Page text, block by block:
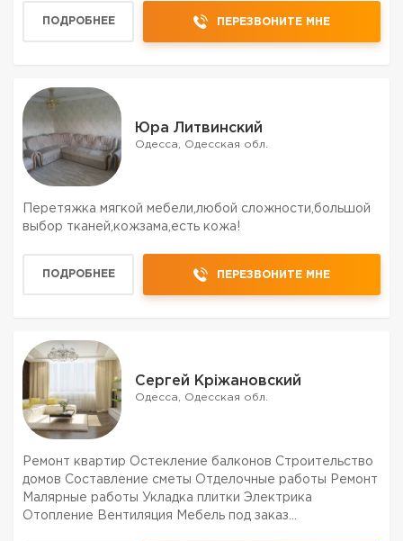
быстро сохнет с гаранти...
ПОДРОБНЕЕ ПЕРЕЗВОНИТЕ МНЕ
Юра Литвинский
Одесса, Одесская обл.
Перетяжка мягкой мебели,любой сложности,большой
выбор тканей,кожзама,есть кожа!
ПОДРОБНЕЕ ПЕРЕЗВОНИТЕ МНЕ
Сергей Кріжановский
Одесса, Одесская обл.
Ремонт квартир Остекление балконов Строительство
домов Составление сметы Отделочные работы Ремонт
Малярные работы Укладка плитки Электрика
Отопление Вентиляция Мебель под заказ